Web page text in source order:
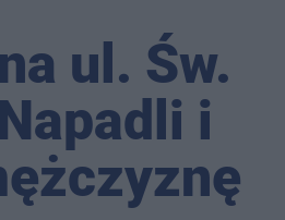
ul. Św.
i